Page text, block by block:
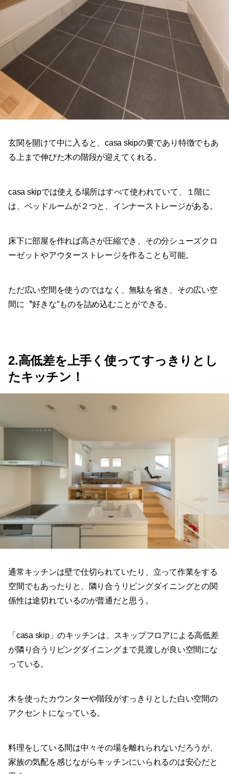
玄関を開けて中に入ると、casa skipの要であり特徴でもあ
る上まで伸びた木の階段が迎えてくれる。
casa skipでは使える場所はすべて使われていて、１階に
は、ベッドルームが２つと、インナーストレージがある。
床下に部屋を作れば高さが圧縮でき、その分シューズクロ
ーゼットやアウターストレージを作ることも可能。
ただ広い空間を使うのではなく、無駄を省き、その広い空
間に〝好きな″ものを詰め込むことができる。
2.高低差を上手く使ってすっきりとし
たキッチン！
通常キッチンは壁で仕切られていたり、立って作業をする
空間でもあったりと、隣り合うリビングダイニングとの関
係性は途切れているのが普通だと思う。
「casa skip」のキッチンは、スキップフロアによる高低差
が隣り合うリビングダイニングまで見渡しが良い空間にな
っている。
木を使ったカウンターや階段がすっきりとした白い空間の
アクセントになっている。
料理をしている間は中々その場を離れられないだろうが、
家族の気配を感じながらキッチンにいられるのは安心だと